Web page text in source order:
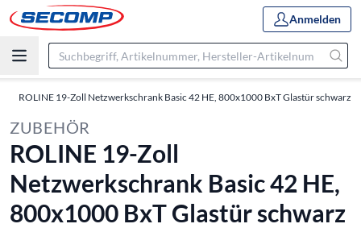
Anmelden
ROLINE 19-Zoll Netzwerkschrank Basic 42 HE, 800x1000 BxT Glastür schwarz
ZUBEHÖR
ROLINE 19-Zoll
Netzwerkschrank Basic 42 HE,
800x1000 BxT Glastür schwarz